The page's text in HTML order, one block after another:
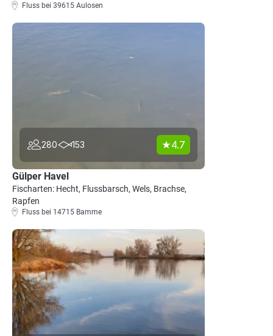
Fluss bei 39615 Aulosen
280 153 4.7
Gülper Havel
Fischarten: Hecht, Flussbarsch, Wels, Brachse,
Rapfen
Fluss bei 14715 Bamme